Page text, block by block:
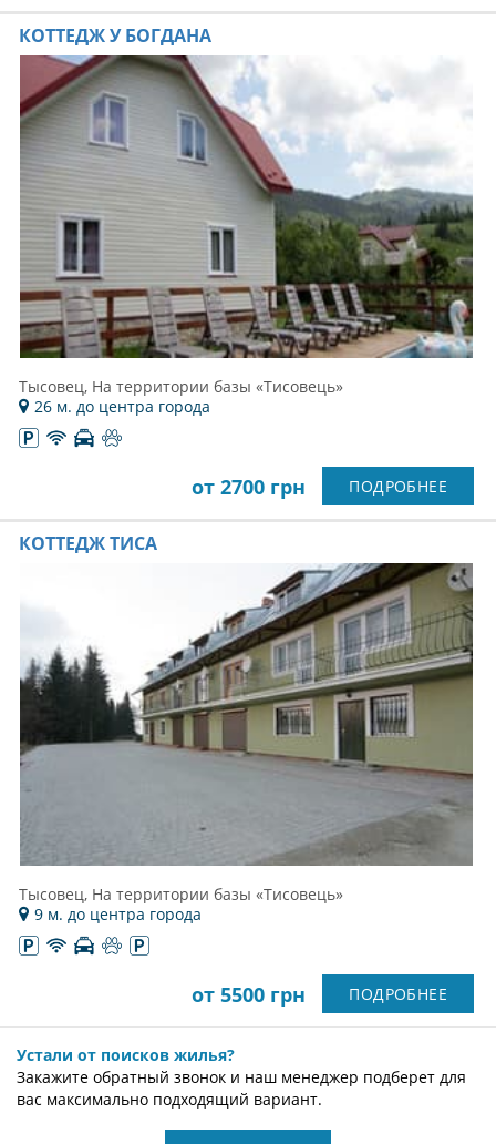
КОТТЕДЖ У БОГДАНА
Тысовец, На территории базы «Тисовець»
26 м. до центра города
от 2700 грн ПОДРОБНЕЕ
КОТТЕДЖ ТИСА
Тысовец, На территории базы «Тисовець»
9 м. до центра города
от 5500 грн ПОДРОБНЕЕ
Устали от поисков жилья?
Закажите обратный звонок и наш менеджер подберет для
вас максимально подходящий вариант.